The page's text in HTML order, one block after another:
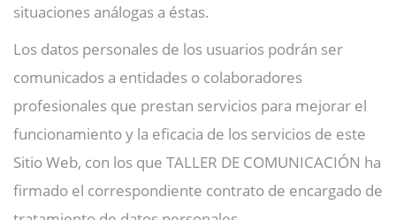
situaciones análogas a éstas.
Los datos personales de los usuarios podrán ser
comunicados a entidades o colaboradores
profesionales que prestan servicios para mejorar el
funcionamiento y la eficacia de los servicios de este
Sitio Web, con los que TALLER DE COMUNICACIÓN ha
firmado el correspondiente contrato de encargado de